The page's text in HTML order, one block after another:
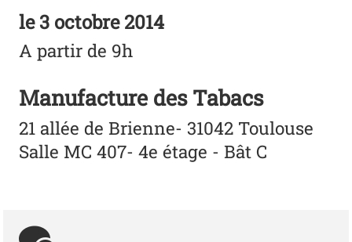
le3 octobre 2014
A partir de 9h
Manufacture des Tabacs
21 allée de Brienne- 31042 Toulouse
Salle MC 407- 4e étage - Bât C